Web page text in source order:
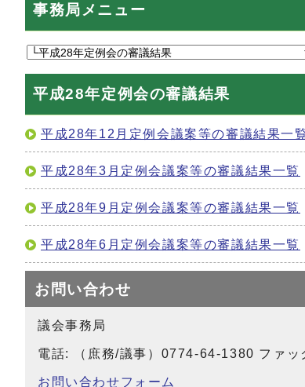
事務局メニュー
平成28年定例会の審議結果
平成28年12月定例会議案等の審議結果一
平成28年3月定例会議案等の審議結果一覧
平成28年9月定例会議案等の審議結果一覧
平成28年6月定例会議案等の審議結果一覧
お問い合わせ
議会事務局
電話: （庶務/議事）0774-64-1380 ファ
お問い合わせフォーム